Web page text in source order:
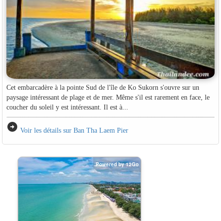
Cet embarcadère à la pointe Sud de l'île de Ko Sukorn s'ouvre sur un
paysage intéressant de plage et de mer. Même s'il est rarement en face, le
coucher du soleil y est intéressant. Il est à...
arrow_circle_right Voir les détails sur Ban Tha Laem Pier